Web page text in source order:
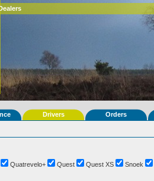
Drivers Orders
Quatrevelo+ Quest Quest XS Snoek